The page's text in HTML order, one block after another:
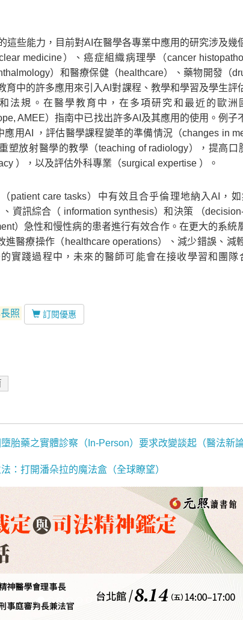
這些能力，目前對AI在醫學各專業中應用的研究涉及幾
medicine）、癌症組織病理學（cancer
）和醫療保健（healthcare）、藥物開發（
中的許多應用來引入AI對課程、教學和學習及學生評
法規。在醫學教育中，在多項研究和最近的歐洲
AMEE）指南中已找出許多AI及其應用的使用。例子
用AI ，評估醫學課程變革的準備情況（changes in
塑放射醫學的教學（teaching of radiology），提高口
），以及評估外科專業（surgical expertise ）。
patient care tasks）中有效且合乎倫理地納入AI，
資訊綜合（ information synthesis）和決策 （
）急性和慢性病的患者進行有效合作。在更大的系統
進醫療操作（healthcare operations）、減少錯誤、減
實踐過程中，未來的醫師可能會在接收學習和團隊
照 訂閱優惠
胎藥之實體診察（In-Person）要求改變談起（醫法新論
：打開潘朵拉的魔法盒（全球瞭望）